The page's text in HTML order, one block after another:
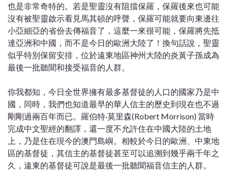
也是非常奇特的。若是聖靈沒有阻擋保羅，保羅後來也可能
沒有被聖靈啟示看見馬其頓的呼聲，保羅可能就要向東邊往
小亞細亞的省份去傳福音了，這麼一來很可能，保羅將先抵
達亞洲和中國，而不是今日的歐洲大陸了！換句話說，聖靈
似乎特別保留安排，位於遠東地區神州大陸的炎黃子孫成為
最後一批聽聞和接受福音的人群。
你我都知，今日全世界擁有最多基督徒的人口的國家乃是中
國，同時，我們也知道最早的華人信主的歷史到現在也不過
剛剛過兩百年而已。羅伯特·莫里森(Robert Morrison) 當時
完成中文聖經的翻譯，還一度不允許住在中國大陸的土地
上，乃是住在現今的澳門島嶼。 相較於今日的歐洲、中東地
區的基督徒，其信主的基督徒甚至可以追溯到幾乎兩千年之
久，遠東的基督徒可說是最後一批聽聞福音信主的人群。